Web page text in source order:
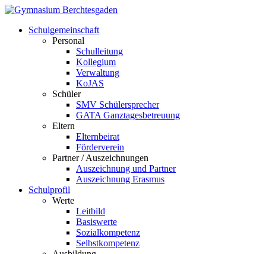
Schulgemeinschaft
Personal
Schulleitung
Kollegium
Verwaltung
KoJAS
Schüler
SMV Schülersprecher
GATA Ganztagesbetreuung
Eltern
Elternbeirat
Förderverein
Partner / Auszeichnungen
Auszeichnung und Partner
Auszeichnung Erasmus
Schulprofil
Werte
Leitbild
Basiswerte
Sozialkompetenz
Selbstkompetenz